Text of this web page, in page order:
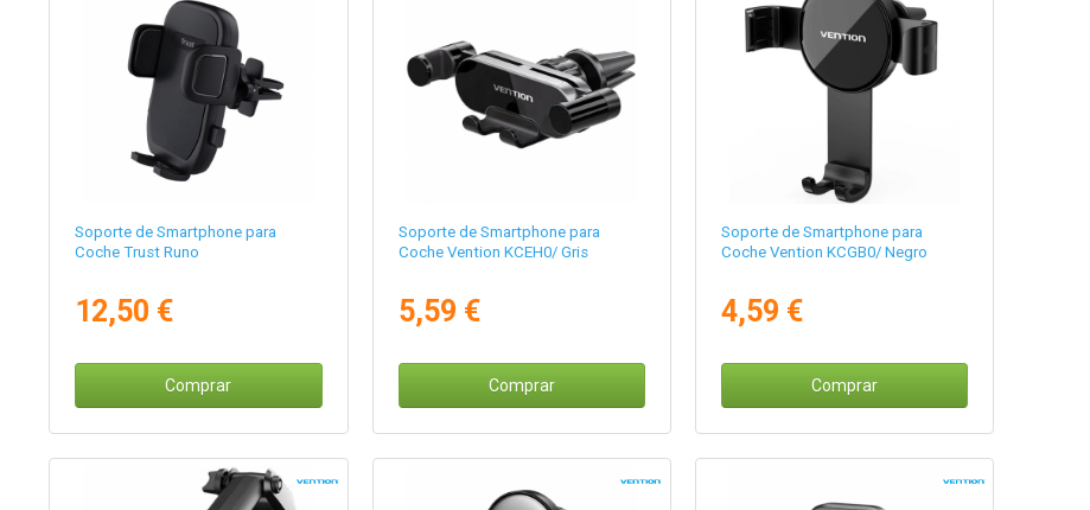
Soporte de Smartphone para
Coche Trust Runo
12,50 €
Comprar
Soporte de Smartphone para
Coche Vention KCEH0/ Gris
5,59 €
Comprar
Soporte de Smartphone para
Coche Vention KCGB0/ Negro
4,59 €
Comprar